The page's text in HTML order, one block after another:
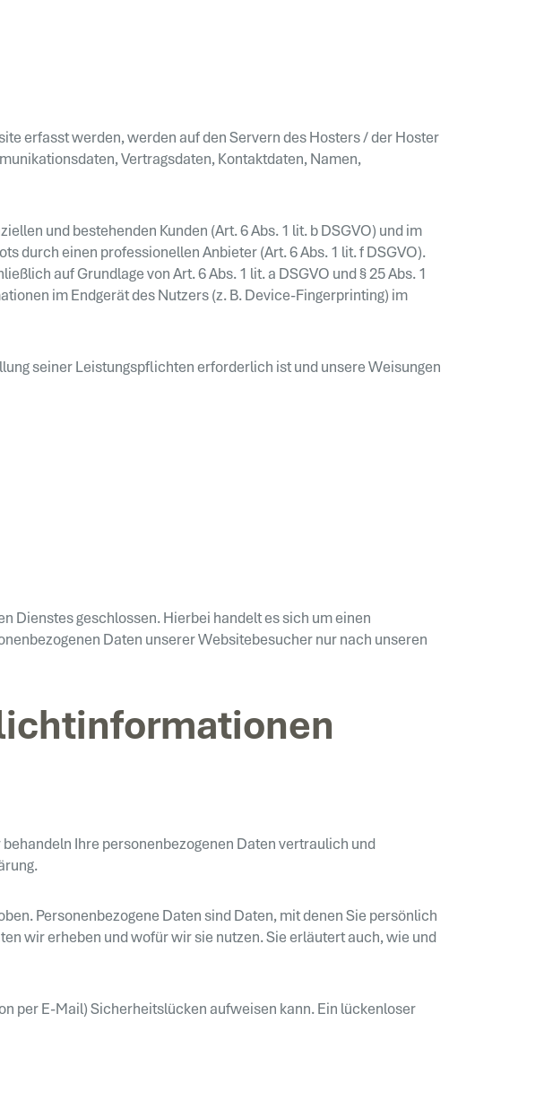
erfasst werden, werden auf den Servern des Hosters / der Hoster
Vertragsdaten, Kontaktdaten, Namen,
und bestehenden Kunden (Art. 6 Abs. 1 lit. b DSGVO) und im
durch einen professionellen Anbieter (Art. 6 Abs. 1 lit. f DSGVO).
auf Grundlage von Art. 6 Abs. 1 lit. a DSGVO und § 25 Abs. 1
im Endgerät des Nutzers (z. B. Device-Fingerprinting) im
seiner Leistungspflichten erforderlich ist und unsere Weisungen
Dienstes geschlossen. Hierbei handelt es sich um einen
Daten unserer Websitebesucher nur nach unseren
Ihre personenbezogenen Daten vertraulich und
Personenbezogene Daten sind Daten, mit denen Sie persönlich
wir erheben und wofür wir sie nutzen. Sie erläutert auch, wie und
per E-Mail) Sicherheitslücken aufweisen kann. Ein lückenloser